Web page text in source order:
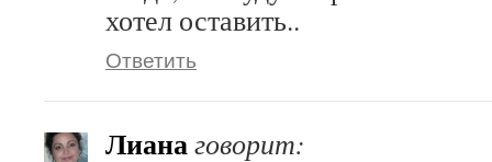
хотел оставить..
Ответить
Лианаговорит: